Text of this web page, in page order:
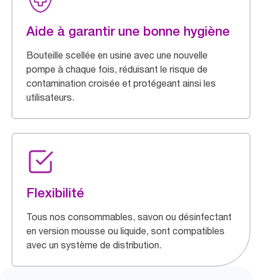
Aide à garantir une bonne hygiène
Bouteille scellée en usine avec une nouvelle
pompe à chaque fois, réduisant le risque de
contamination croisée et protégeant ainsi les
utilisateurs.
Flexibilité
Tous nos consommables, savon ou désinfectant
en version mousse ou liquide, sont compatibles
avec un système de distribution.